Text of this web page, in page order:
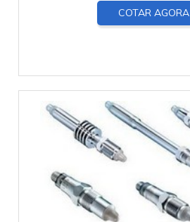
COTAR AGORA